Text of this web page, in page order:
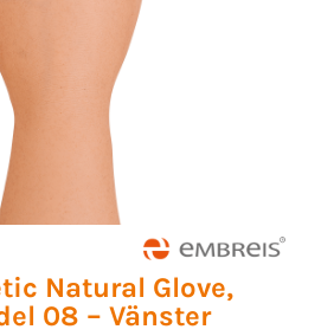
Natural Glove,
08 – Vänster